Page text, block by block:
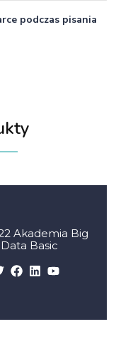
Akademia Big
Data Basic